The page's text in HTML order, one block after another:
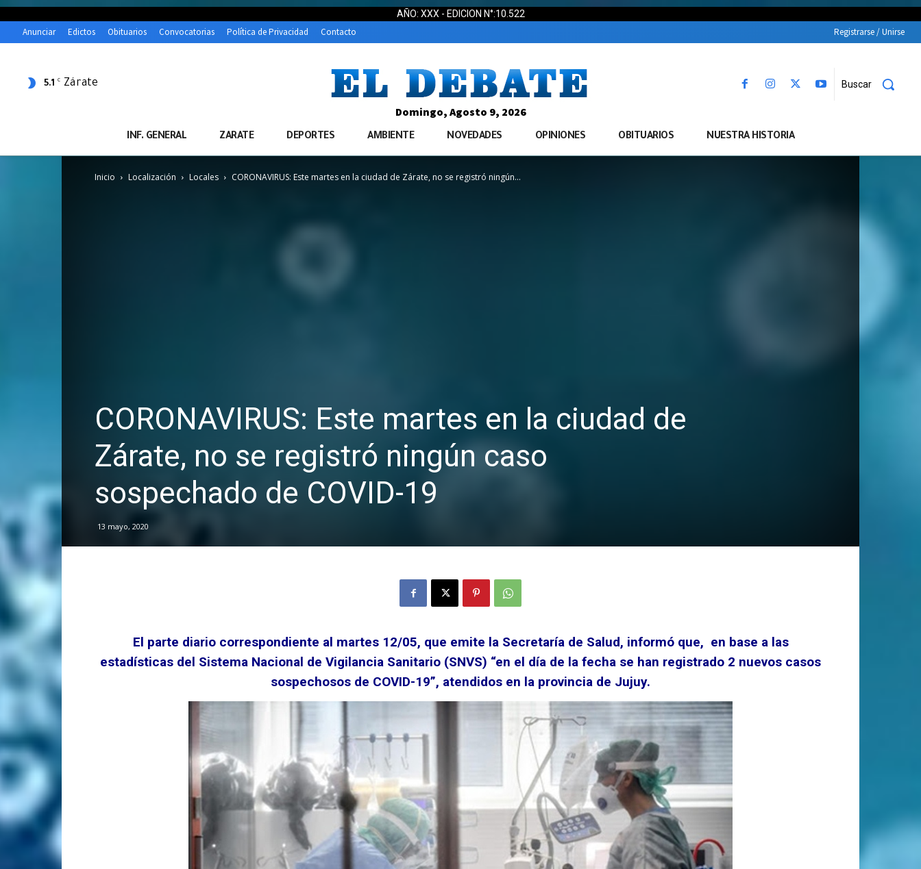
AÑO: XXX - EDICION N°:10.522
Anunciar Edictos Obituarios Convocatorias Política de Privacidad Contacto Registrarse / Unirse
5.1 C Zárate Buscar
Domingo, Agosto 9, 2026
INF. GENERAL ZARATE DEPORTES AMBIENTE NOVEDADES OPINIONES OBITUARIOS NUESTRA HISTORIA
Inicio Localización Locales CORONAVIRUS: Este martes en la ciudad de Zárate, no se registró ningún...
CORONAVIRUS: Este martes en la ciudad de
Zárate, no se registró ningún caso
sospechado de COVID-19
13 mayo, 2020
El parte diario correspondiente al martes 12/05, que emite la Secretaría de Salud, informó que, en base a las
estadísticas del Sistema Nacional de Vigilancia Sanitario (SNVS) “en el día de la fecha se han registrado 2 nuevos casos
sospechosos de COVID-19”, atendidos en la provincia de Jujuy.